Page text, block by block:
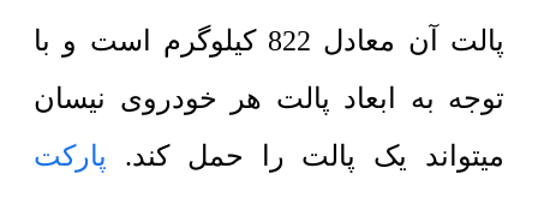
پالت آن معادل 822 کیلوگرم است و با
توجه به ابعاد پالت هر خودروی نیسان
میتواند یک پالت را حمل کند. پارکت